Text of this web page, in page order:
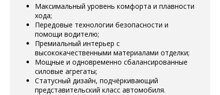
Максимальный уровень комфорта и плавности
хода;
Передовые технологии безопасности и
помощи водителю;
Премиальный интерьер с
высококачественными материалами отделки;
Мощные и одновременно сбалансированные
силовые агрегаты;
Статусный дизайн, подчёркивающий
представительский класс автомобиля.